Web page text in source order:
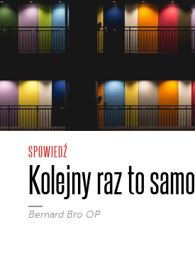
SPOWIEDŹ
Kolejny raz to samo
Bernard Bro OP